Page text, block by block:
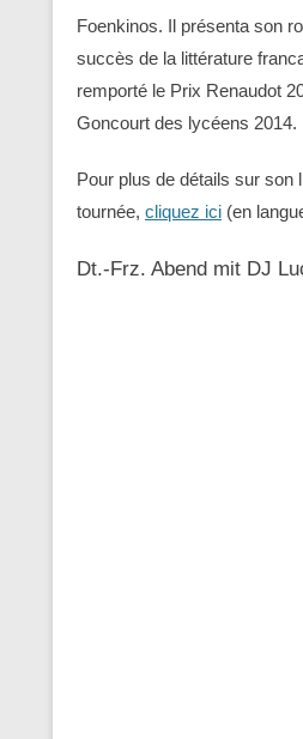
Foenkinos. Il présenta son
succès de la littérature
remporté le Prix Renaudot
Goncourt des lycéens 2014.
Pour plus de détails sur son
tournée, cliquez ici (en
Dt.-Frz. Abend mit DJ